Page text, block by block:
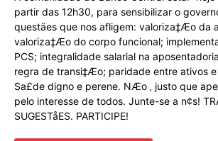
partir das 12h30, para sensibilizar o
questäes que nos afligem: valoriza‡Æo da
valoriza‡Æo do corpo funcional;
PCS; integralidade salarial na
regra de transi‡Æo; paridade entre ativos
Sa£de digno e perene. NÆo ‚ justo que
pelo interesse de todos. Junte-se a n¢s!
SUGESTåES. PARTICIPE!